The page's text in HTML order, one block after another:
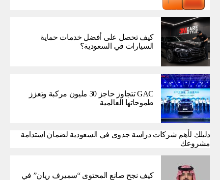
كيف تحصل على أفضل خدمات حماية
السيارات في السعودية؟
GAC تتجاوز حاجز 30 مليون مركبة وتعزز
طموحاتها العالمية
دليلك لأهم شركات دراسة جدوى في السعودية لضمان استدامة
مشروعك
كيف نجح صانع المحتوى “سميرف ريان” في